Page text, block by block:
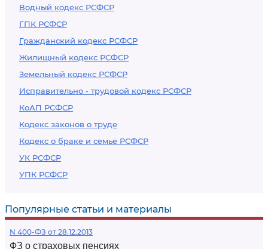
Водный кодекс РСФСР
ГПК РСФСР
Гражданский кодекс РСФСР
Жилищный кодекс РСФСР
Земельный кодекс РСФСР
Исправительно - трудовой кодекс РСФСР
КоАП РСФСР
Кодекс законов о труде
Кодекс о браке и семье РСФСР
УК РСФСР
УПК РСФСР
Популярные статьи и материалы
N 400-ФЗ от 28.12.2013
ФЗ о страховых пенсиях